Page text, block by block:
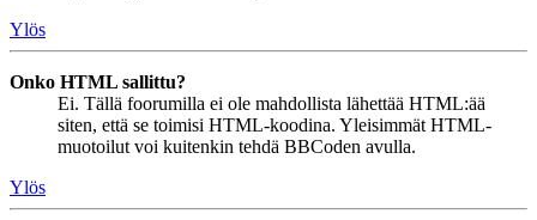
Ylös
Onko HTML sallittu?
Ei. Tällä foorumilla ei ole mahdollista lähettää HTML:ää
siten, että se toimisi HTML-koodina. Yleisimmät HTML-
muotoilut voi kuitenkin tehdä BBCoden avulla.
Ylös